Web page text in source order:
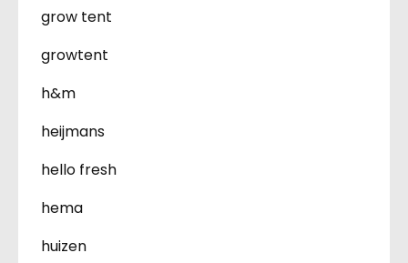
grow tent
growtent
h&m
heijmans
hello fresh
hema
huizen